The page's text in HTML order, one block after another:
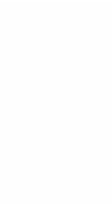
at spille, og der